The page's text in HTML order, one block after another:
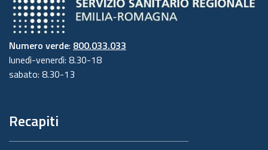
Numero verde: 800.033.033
lunedì-venerdì: 8.30-18
sabato: 8.30-13
Recapiti